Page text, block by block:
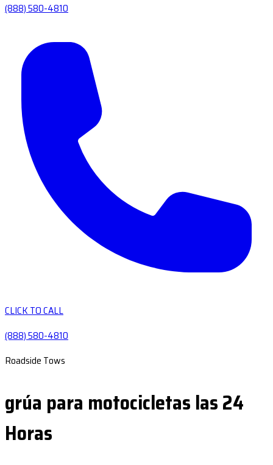
(888) 580-4810
CLICK TO CALL
(888) 580-4810
Roadside Tows
grúa para motocicletas las 24
Horas